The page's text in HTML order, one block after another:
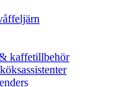
kaffetillbehör